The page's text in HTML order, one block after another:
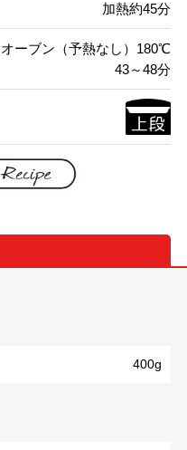
加熱約45分
オーブン（予熱なし）180℃
43～48分
400g